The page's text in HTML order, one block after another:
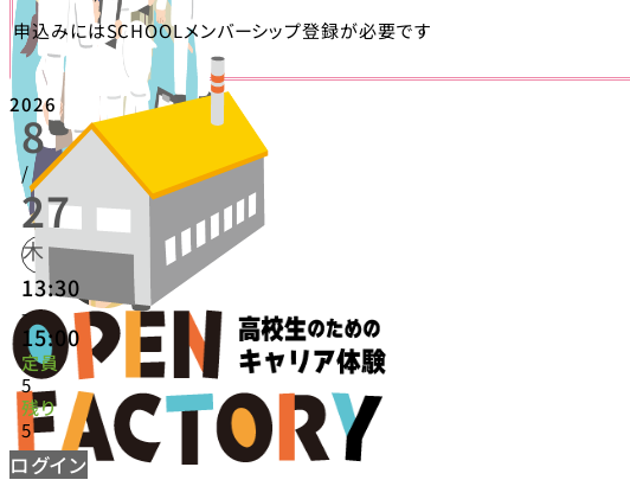
申込みにはSCHOOLメンバーシップ登録が必要です
2026
8
/
27
木
13:30
-
15:00
定員
5
残り
5
ログイン